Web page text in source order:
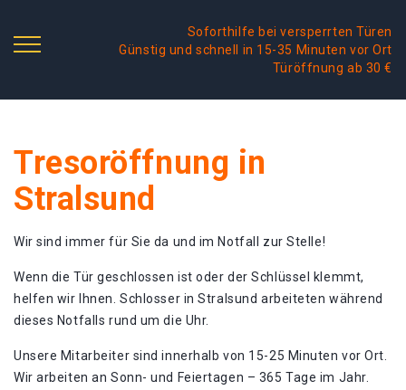
Soforthilfe bei versperrten Türen
Günstig und schnell in 15-35 Minuten vor Ort
Türöffnung ab 30 €
Tresoröffnung in
Stralsund
Wir sind immer für Sie da und im Notfall zur Stelle!
Wenn die Tür geschlossen ist oder der Schlüssel klemmt,
helfen wir Ihnen. Schlosser in Stralsund arbeiteten während
dieses Notfalls rund um die Uhr.
Unsere Mitarbeiter sind innerhalb von 15-25 Minuten vor Ort.
Wir arbeiten an Sonn- und Feiertagen – 365 Tage im Jahr.